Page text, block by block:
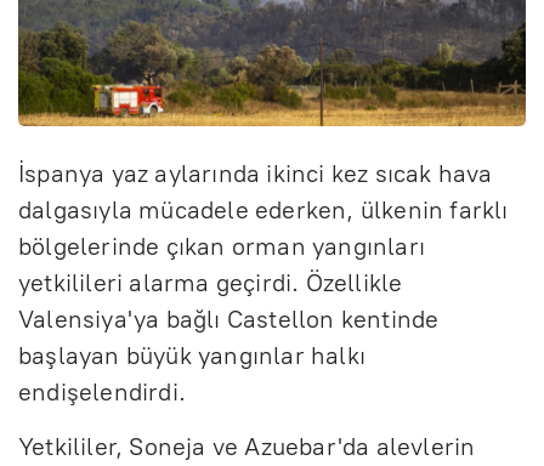
İspanya yaz aylarında ikinci kez sıcak hava
dalgasıyla mücadele ederken, ülkenin farklı
bölgelerinde çıkan orman yangınları
yetkilileri alarma geçirdi. Özellikle
Valensiya'ya bağlı Castellon kentinde
başlayan büyük yangınlar halkı
endişelendirdi.
Yetkililer, Soneja ve Azuebar'da alevlerin